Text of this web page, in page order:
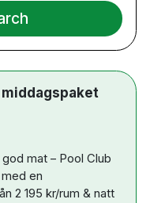
vandring.
mat – Pool Club
en
2 195 kr/rum & natt